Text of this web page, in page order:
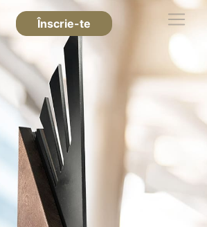
Înscrie-te